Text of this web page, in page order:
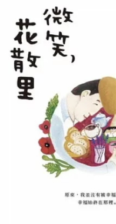
居家生活
女裝 男裝
日本購物 電子/紙本
HOT